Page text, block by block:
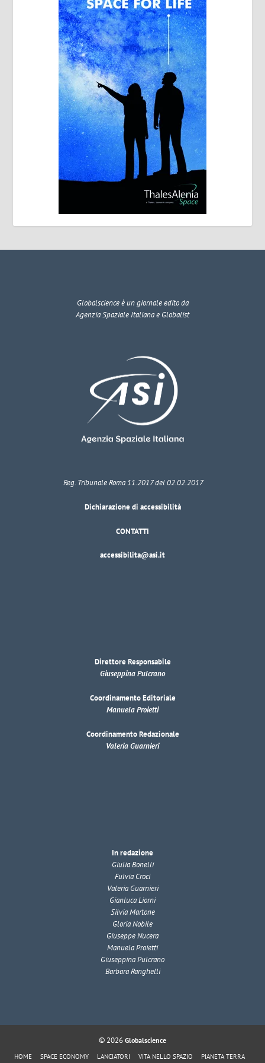
Globalscienceè un giornale edito da
Agenzia Spaziale Italiana e Globalist
Reg. Tribunale Roma 11.2017 del 02.02.2017
Dichiarazione di accessibilità
CONTATTI
accessibilita@asi.it
Direttore Responsabile
Giuseppina Pulcrano
Coordinamento Editoriale
Manuela Proietti
Coordinamento Redazionale
Valeria Guarnieri
In redazione
Giulia Bonelli
Fulvia Croci
Valeria Guarnieri
Gianluca Liorni
Silvia Martone
Gloria Nobile
Giuseppe Nucera
Manuela Proietti
Giuseppina Pulcrano
Barbara Ranghelli
© 2026 Globalscience
HOME SPACE ECONOMY LANCIATORI VITA NELLO SPAZIO PIANETA TERRA